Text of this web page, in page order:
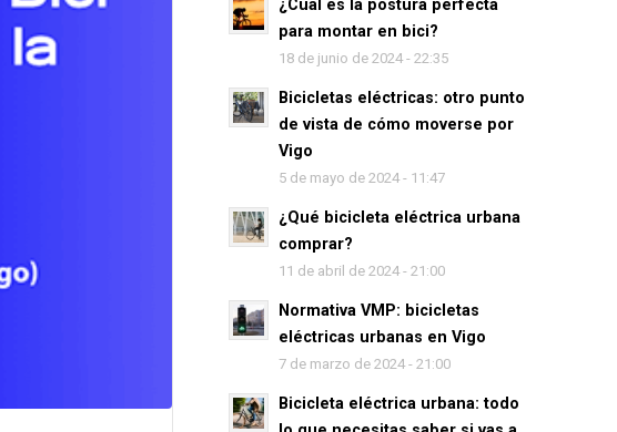
¿Cuál es la postura perfecta
para montar en bici?
18 de junio de 2024 - 22:35
Bicicletas eléctricas: otro punto
de vista de cómo moverse por
Vigo
5 de mayo de 2024 - 11:47
¿Qué bicicleta eléctrica urbana
comprar?
11 de abril de 2024 - 21:00
Normativa VMP: bicicletas
eléctricas urbanas en Vigo
7 de marzo de 2024 - 21:00
Bicicleta eléctrica urbana: todo